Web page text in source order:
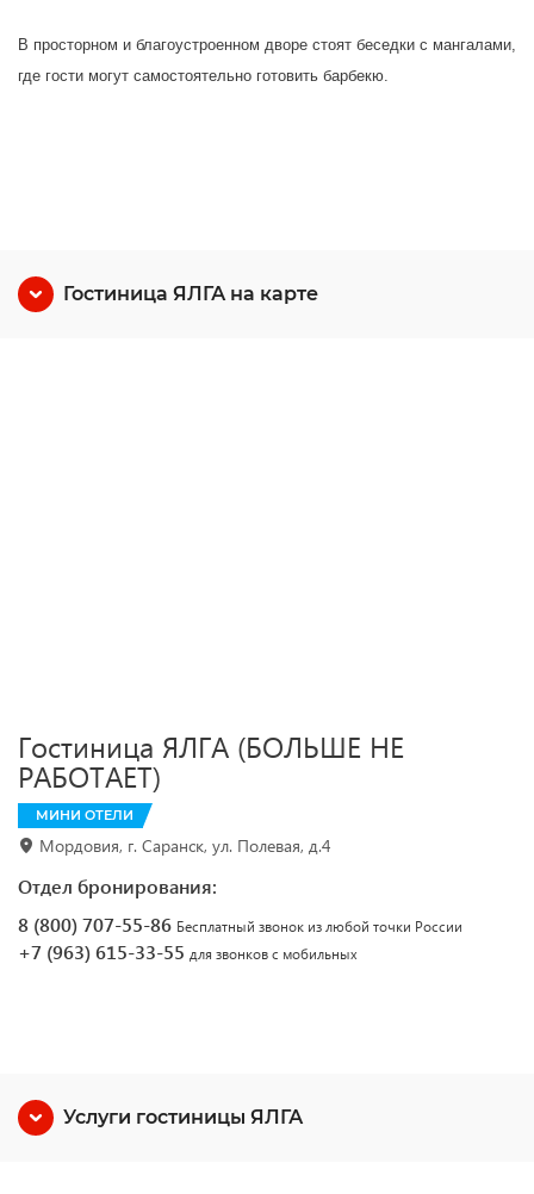
В просторном и благоустроенном дворе стоят беседки с мангалами,
где гости могут самостоятельно готовить барбекю.
Гостиница ЯЛГА на карте
Гостиница ЯЛГА (БОЛЬШЕ НЕ
РАБОТАЕТ)
МИНИ ОТЕЛИ
Мордовия, г. Саранск, ул. Полевая, д.4
Отдел бронирования:
8 (800) 707-55-86 Бесплатный звонок из любой точки России
+7 (963) 615-33-55 для звонков с мобильных
Услуги гостиницы ЯЛГА